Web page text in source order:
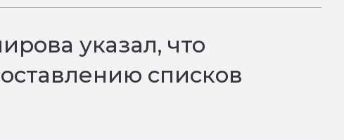
указал, что
списков